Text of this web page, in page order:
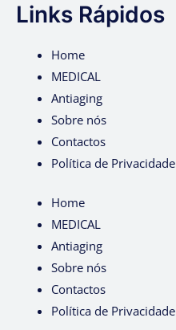
Links Rápidos
Home
MEDICAL
Antiaging
Sobre nós
Contactos
Política de Privacidade
Home
MEDICAL
Antiaging
Sobre nós
Contactos
Política de Privacidade